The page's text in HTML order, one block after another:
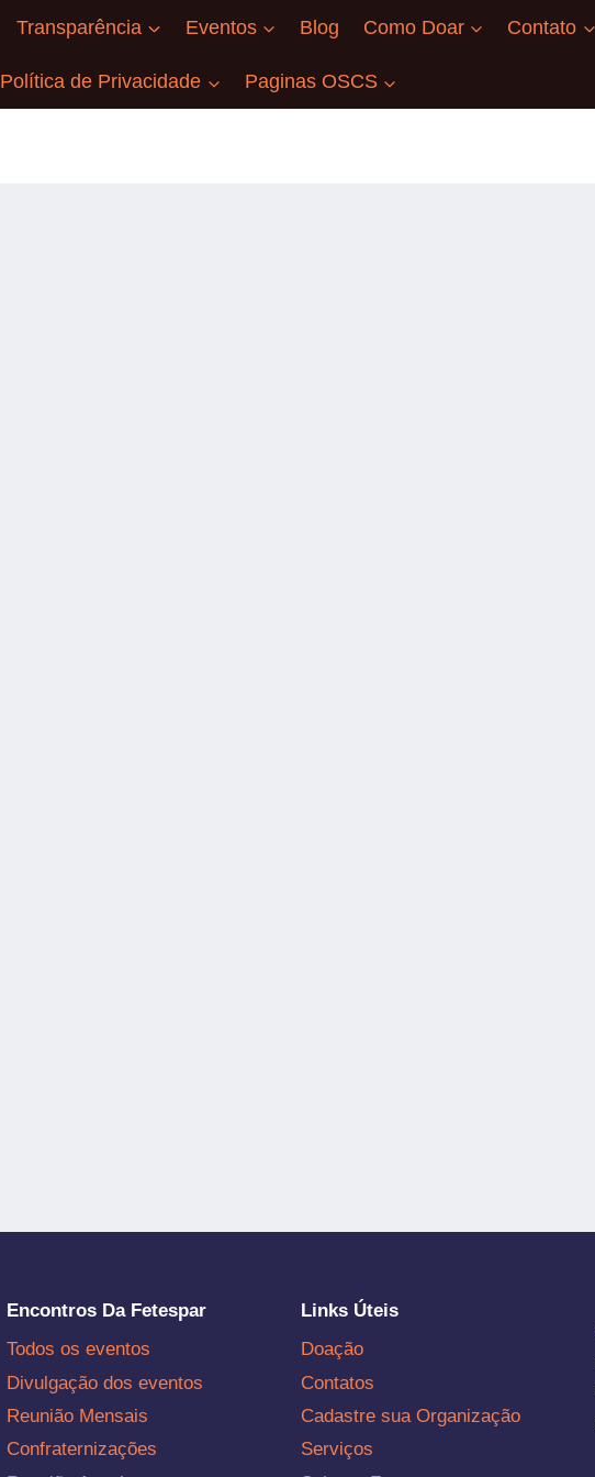
Transparência Eventos Blog Como Doar Contato
Política de Privacidade Paginas OSCS
Encontros Da Fetespar
Todos os eventos
Divulgação dos eventos
Reunião Mensais
Confraternizações
Links Úteis
Doação
Contatos
Cadastre sua Organização
Serviços